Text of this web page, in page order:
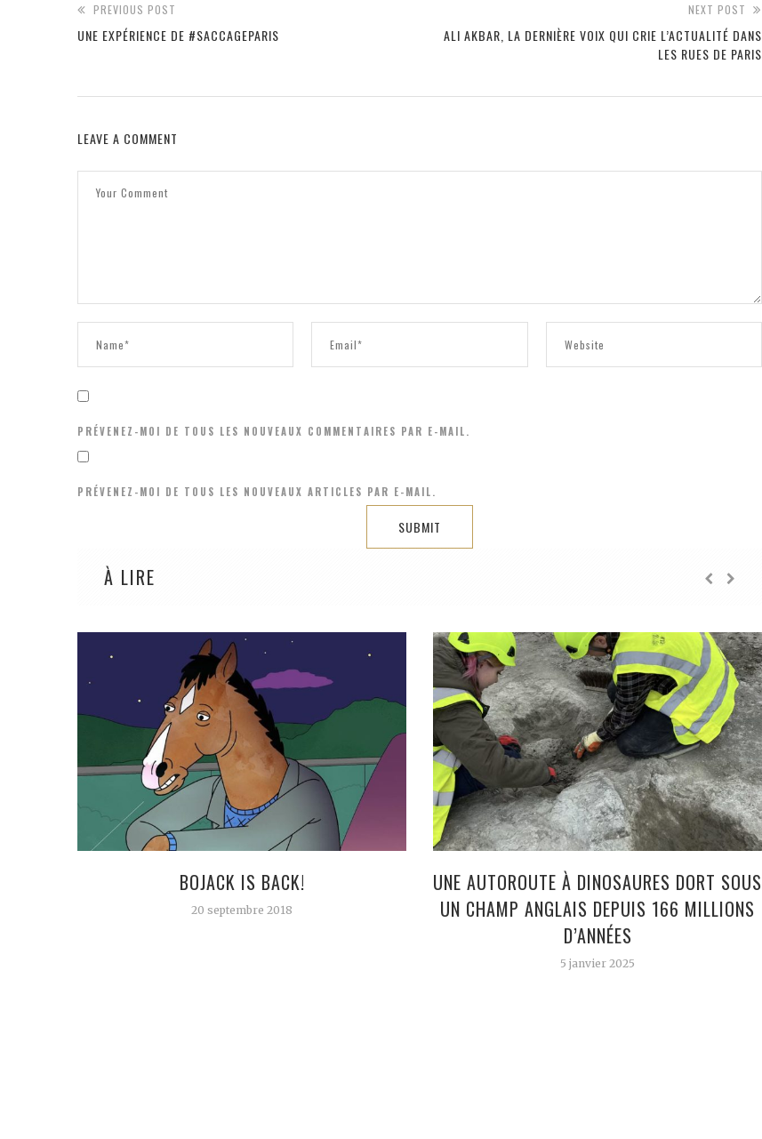
PREVIOUS POST
UNE EXPÉRIENCE DE #SACCAGEPARIS
NEXT POST
ALI AKBAR, LA DERNIÈRE VOIX QUI CRIE L’ACTUALITÉ DANS
LES RUES DE PARIS
LEAVE A COMMENT
PRÉVENEZ-MOI DE TOUS LES NOUVEAUX COMMENTAIRES PAR E-MAIL.
PRÉVENEZ-MOI DE TOUS LES NOUVEAUX ARTICLES PAR E-MAIL.
À LIRE
BOJACK IS BACK!
20 septembre 2018
UNE AUTOROUTE À DINOSAURES DORT SOUS
UN CHAMP ANGLAIS DEPUIS 166 MILLIONS
D’ANNÉES
5 janvier 2025